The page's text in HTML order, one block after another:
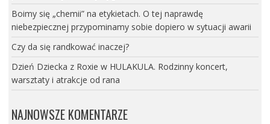
Boimy się „chemii” na etykietach. O tej naprawdę
niebezpiecznej przypominamy sobie dopiero w sytuacji awarii
Czy da się randkować inaczej?
Dzień Dziecka z Roxie w HULAKULA. Rodzinny koncert,
warsztaty i atrakcje od rana
NAJNOWSZE KOMENTARZE